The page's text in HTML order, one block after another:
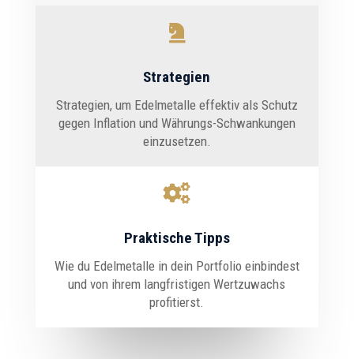

Strategien
Strategien, um Edelmetalle effektiv als Schutz
gegen Inflation und Währungs-Schwankungen
einzusetzen.

Praktische Tipps
Wie du Edelmetalle in dein Portfolio einbindest
und von ihrem langfristigen Wertzuwachs
profitierst.